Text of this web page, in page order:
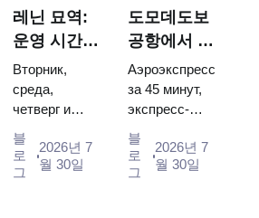
they hang,
and why
booking the...
dress of
Catherine...
레닌 묘역:
운영 시간,
입장 및 크
렘린과 혼동
되는 주요
사항
Вторник,
среда,
четверг и
10:00 до
13:00, вход
블
로
그
2026년 7
월 30일
도모데도보
공항에서 모
스크바 시내
로: 에어로
익스프레스,
버스, 또는
전철
Аэроэкспресс
за 45 минут,
экспресс-
450 рублей,
социальный
블
로
그
2026년 7
월 30일